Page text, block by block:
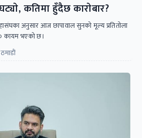
कतिमा हुँदैछ काराेबार?
अनुसार आज छापावाल सुनको मूल्य प्रतितोला
भएको छ।